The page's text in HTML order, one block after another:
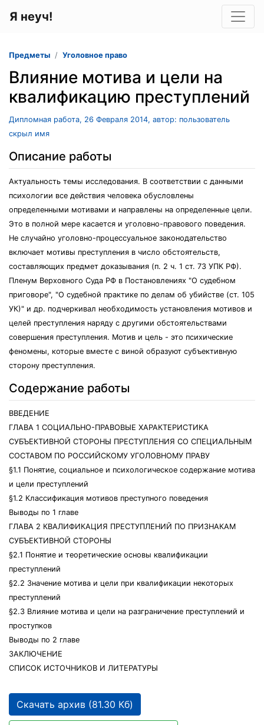
Я неуч!
Предметы Уголовное право
Влияние мотива и цели на
квалификацию преступлений
Дипломная работа, 26 Февраля 2014, автор: пользователь
скрыл имя
Описание работы
Актуальность темы исследования. В соответствии с данными
психологии все действия человека обусловлены
определенными мотивами и направлены на определенные цели.
Это в полной мере касается и уголовно-правового поведения.
Не случайно уголовно-процессуальное законодательство
включает мотивы преступления в число обстоятельств,
составляющих предмет доказывания (п. 2 ч. 1 ст. 73 УПК РФ).
Пленум Верховного Суда РФ в Постановлениях "О судебном
приговоре", "О судебной практике по делам об убийстве (ст. 105
УК)" и др. подчеркивал необходимость установления мотивов и
целей преступления наряду с другими обстоятельствами
совершения преступления. Мотив и цель - это психические
феномены, которые вместе с виной образуют субъективную
сторону преступления.
Содержание работы
ВВЕДЕНИЕ
ГЛАВА 1 СОЦИАЛЬНО-ПРАВОВЫЕ ХАРАКТЕРИСТИКА
СУБЪЕКТИВНОЙ СТОРОНЫ ПРЕСТУПЛЕНИЯ СО СПЕЦИАЛЬНЫМ
СОСТАВОМ ПО РОССИЙСКОМУ УГОЛОВНОМУ ПРАВУ
§1.1 Понятие, социальное и психологическое содержание мотива
и цели преступлений
§1.2 Классификация мотивов преступного поведения
Выводы по 1 главе
ГЛАВА 2 КВАЛИФИКАЦИЯ ПРЕСТУПЛЕНИЙ ПО ПРИЗНАКАМ
СУБЪЕКТИВНОЙ СТОРОНЫ
§2.1 Понятие и теоретические основы квалификации
преступлений
§2.2 Значение мотива и цели при квалификации некоторых
преступлений
§2.3 Влияние мотива и цели на разграничение преступлений и
проступков
Выводы по 2 главе
ЗАКЛЮЧЕНИЕ
СПИСОК ИСТОЧНИКОВ И ЛИТЕРАТУРЫ
Скачать архив (81.30 Кб)